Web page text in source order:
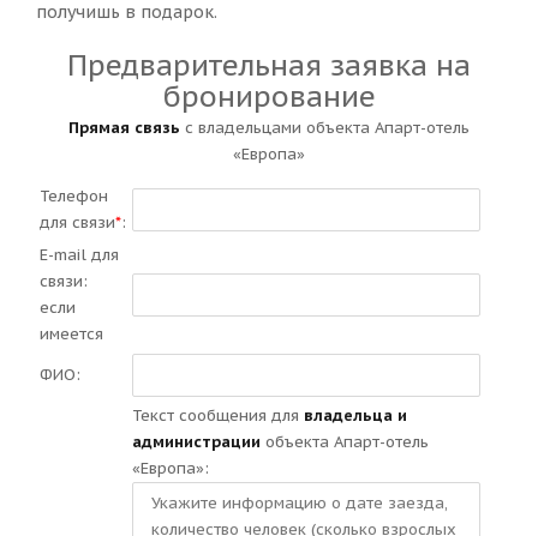
получишь в подарок.
Предварительная заявка на
бронирование
Прямая связь с владельцами объекта Апарт-отель
«Европа»
Телефон
для связи*:
E-mail для
связи:
если
имеется
ФИО:
Текст сообщения для владельца и
администрации объекта Апарт-отель
«Европа»: